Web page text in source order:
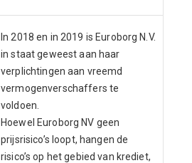
In 2018 en in 2019 is Euroborg N.V.
in staat geweest aan haar
verplichtingen aan vreemd
vermogenverschaffers te
voldoen.
Hoewel Euroborg NV geen
prijsrisico’s loopt, hangen de
risico’s op het gebied van krediet,